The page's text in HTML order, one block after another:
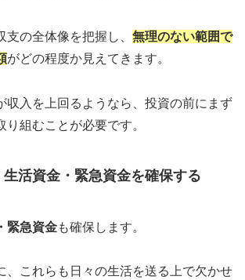
支の全体像を把握し、 無理のない範囲で
がどの程度か見えてきます。
収入を上回るようなら、投資の前にまず
り組むことが必要です。
活資金・緊急資金を確保する
緊急資金も確保します。
、これらも日々の生活を送る上で欠かせ